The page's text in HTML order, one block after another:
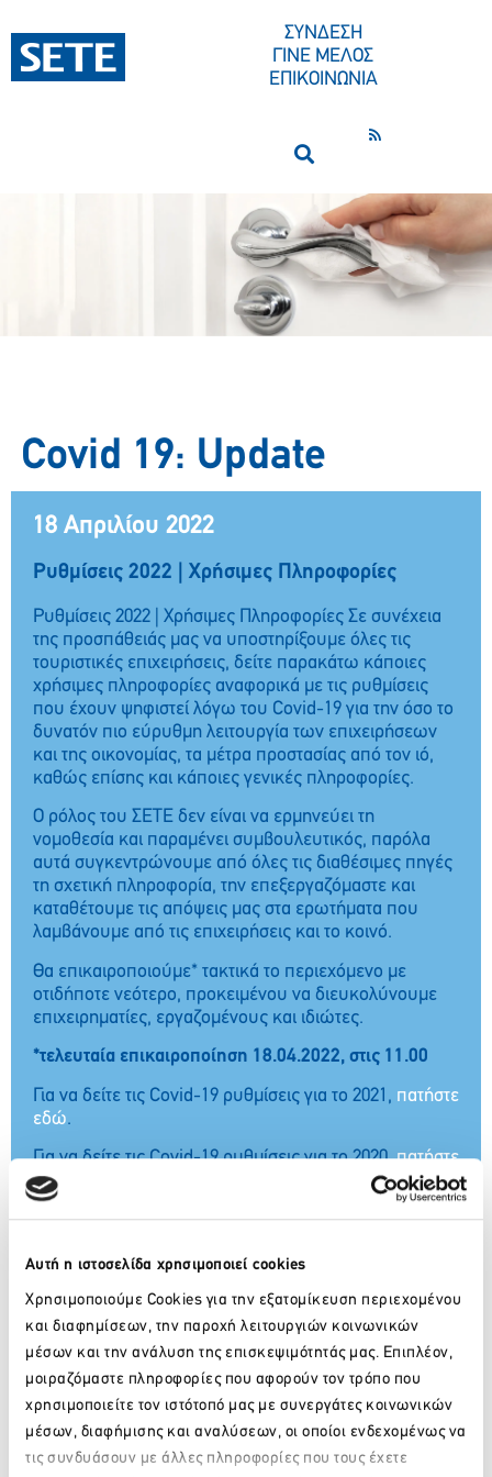
Αυτή η ιστοσελίδα χρησιμοποιεί cookies
Χρησιμοποιούμε Cookies για την εξατομίκευση περιεχομένου
και διαφημίσεων, την παροχή λειτουργιών κοινωνικών
μέσων και την ανάλυση της επισκεψιμότητάς μας. Επιπλέον,
μοιραζόμαστε πληροφορίες που αφορούν τον τρόπο που
χρησιμοποιείτε τον ιστότοπό μας με συνεργάτες κοινωνικών
μέσων, διαφήμισης και αναλύσεων, οι οποίοι ενδεχομένως να
τις συνδυάσουν με άλλες πληροφορίες που τους έχετε
ΣΥΝΔΕΣΗ
ΓΙΝΕ ΜΕΛΟΣ
ΕΠΙΚΟΙΝΩΝΙΑ
Covid 19: Update
18 Απριλίου 2022
Ρυθμίσεις 2022 | Χρήσιμες Πληροφορίες
Ρυθμίσεις 2022 | Χρήσιμες Πληροφορίες Σε συνέχεια
της προσπάθειάς μας να υποστηρίξουμε όλες τις
τουριστικές επιχειρήσεις, δείτε παρακάτω κάποιες
χρήσιμες πληροφορίες αναφορικά με τις ρυθμίσεις
που έχουν ψηφιστεί λόγω του Covid-19 για την όσο το
δυνατόν πιο εύρυθμη λειτουργία των επιχειρήσεων
και της οικονομίας, τα μέτρα προστασίας από τον ιό,
καθώς επίσης και κάποιες γενικές πληροφορίες.
Ο ρόλος του ΣΕΤΕ δεν είναι να ερμηνεύει τη
νομοθεσία και παραμένει συμβουλευτικός, παρόλα
αυτά συγκεντρώνουμε από όλες τις διαθέσιμες πηγές
τη σχετική πληροφορία, την επεξεργαζόμαστε και
καταθέτουμε τις απόψεις μας στα ερωτήματα που
λαμβάνουμε από τις επιχειρήσεις και το κοινό.
Θα επικαιροποιούμε* τακτικά το περιεχόμενο με
οτιδήποτε νεότερο, προκειμένου να διευκολύνουμε
επιχειρηματίες, εργαζομένους και ιδιώτες.
*τελευταία επικαιροποίηση 18.04.2022, στις 11.00
Για να δείτε τις Covid-19 ρυθμίσεις για το 2021, πατήστε
εδώ.
Για να δείτε τις Covid-19 ρυθμίσεις για το 2020,πατήστε
εδώ